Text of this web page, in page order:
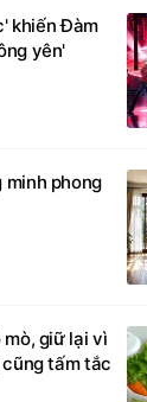
khiến Đàm
yên'
minh phong
mò, giữ lại vì
tấm tắc